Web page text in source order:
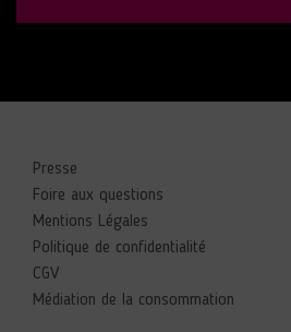
Presse
Foire aux questions
Mentions Légales
Politique de confidentialité
CGV
Médiation de la consommation